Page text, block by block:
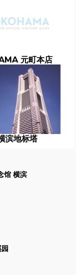
元町本店
滨地标塔
馆 横滨